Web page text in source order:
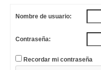
Nombre de usuario:
Contraseña:
Recordar mi contraseña